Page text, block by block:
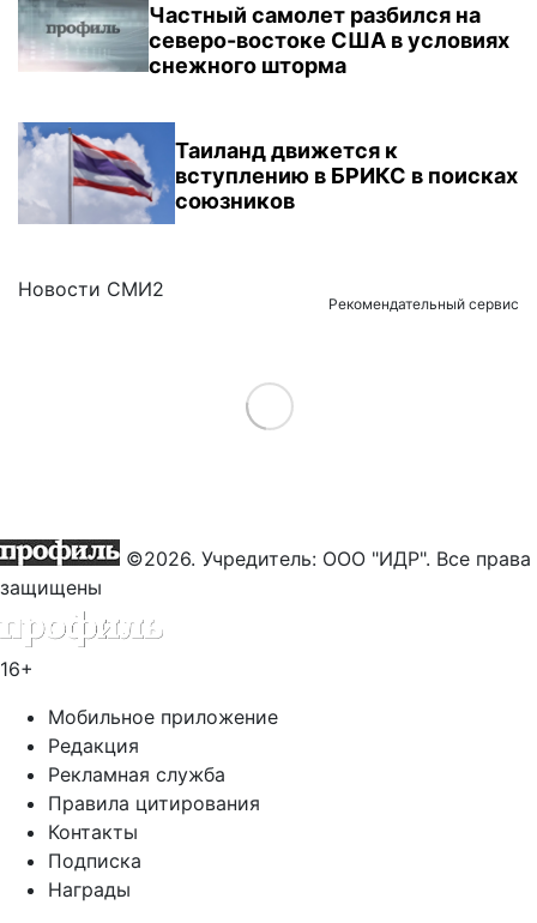
Частный самолет разбился на
северо-востоке США в условиях
снежного шторма
Таиланд движется к
вступлению в БРИКС в поисках
союзников
Новости СМИ2
Рекомендательный сервис
Load More
©2026. Учредитель: ООО "ИДР". Все права
защищены
16+
Мобильное приложение
Редакция
Рекламная служба
Правила цитирования
Контакты
Подписка
Награды